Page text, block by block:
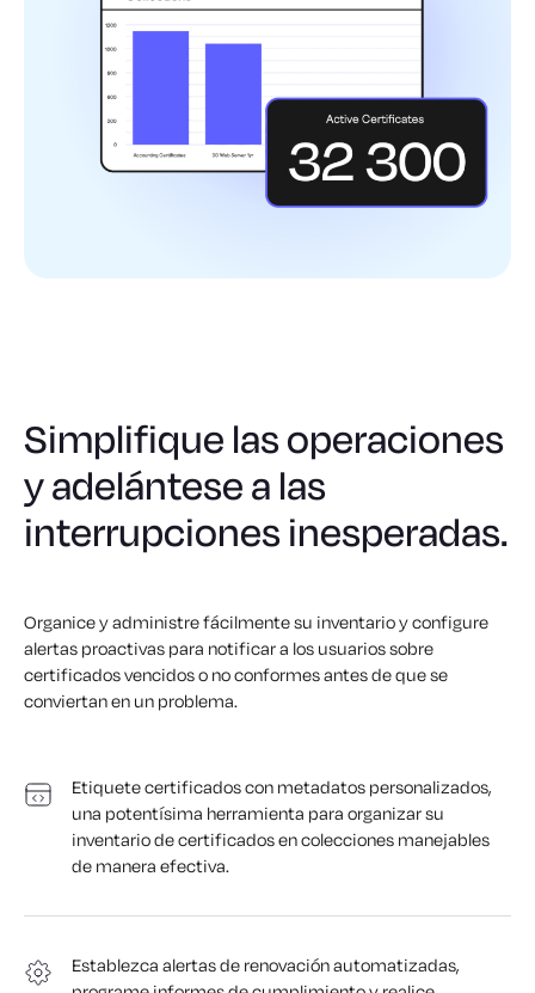
Simplifique las operaciones
y adelántese a las
interrupciones inesperadas.
Organice y administre fácilmente su inventario y configure
alertas proactivas para notificar a los usuarios sobre
certificados vencidos o no conformes antes de que se
conviertan en un problema.
Etiquete certificados con metadatos personalizados,
una potentísima herramienta para organizar su
inventario de certificados en colecciones manejables
de manera efectiva.
Establezca alertas de renovación automatizadas,